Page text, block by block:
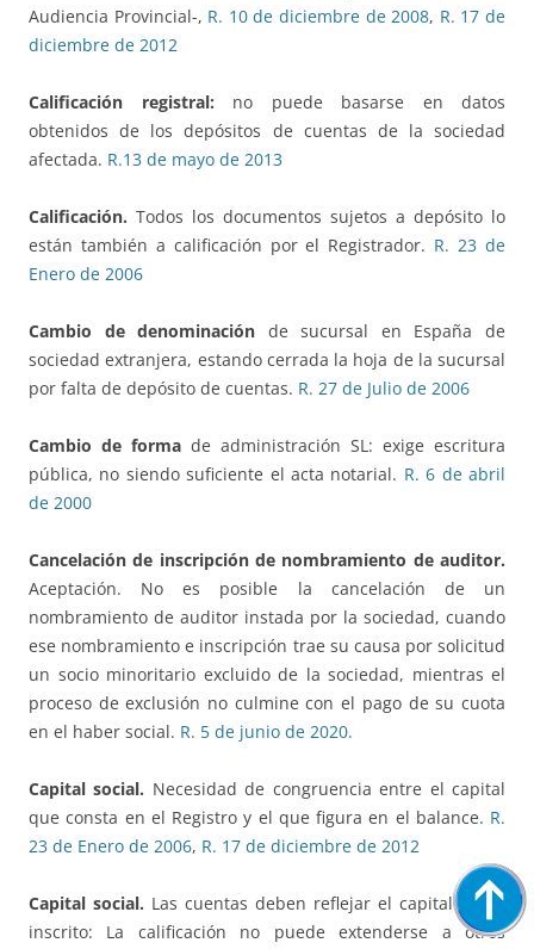
Audiencia Provincial-, R. 10 de diciembre de 2008, R. 17 de
diciembre de 2012
Calificación registral: no puede basarse en datos
obtenidos de los depósitos de cuentas de la sociedad
afectada. R.13 de mayo de 2013
Calificación. Todos los documentos sujetos a depósito lo
están también a calificación por el Registrador. R. 23 de
Enero de 2006
Cambio de denominación de sucursal en España de
sociedad extranjera, estando cerrada la hoja de la sucursal
por falta de depósito de cuentas. R. 27 de Julio de 2006
Cambio de forma de administración SL: exige escritura
pública, no siendo suficiente el acta notarial. R. 6 de abril
de 2000
Cancelación de inscripción de nombramiento de auditor.
Aceptación. No es posible la cancelación de un
nombramiento de auditor instada por la sociedad, cuando
ese nombramiento e inscripción trae su causa por solicitud
un socio minoritario excluido de la sociedad, mientras el
proceso de exclusión no culmine con el pago de su cuota
en el haber social. R. 5 de junio de 2020.
Capital social. Necesidad de congruencia entre el capital
que consta en el Registro y el que figura en el balance. R.
23 de Enero de 2006, R. 17 de diciembre de 2012
Capital social. Las cuentas deben reflejar el capital social
inscrito: La calificación no puede extenderse a otros